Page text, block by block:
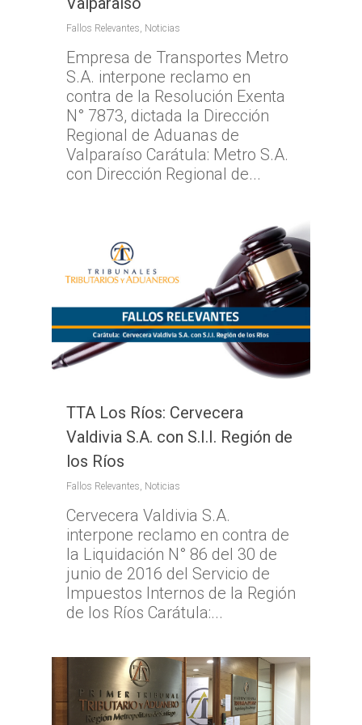
Fallos Relevantes, Noticias
Empresa de Transportes Metro
S.A. interpone reclamo en
contra de la Resolución Exenta
N° 7873, dictada la Dirección
Regional de Aduanas de
Valparaíso Carátula: Metro S.A.
con Dirección Regional de...
TTA Los Ríos: Cervecera
Valdivia S.A. con S.I.I. Región de
los Ríos
Fallos Relevantes, Noticias
Cervecera Valdivia S.A.
interpone reclamo en contra de
la Liquidación N° 86 del 30 de
junio de 2016 del Servicio de
Impuestos Internos de la Región
de los Ríos Carátula:...
Coquimbo
TTA de la Región del
TTA de la Región de
Lagos
TTA de la Región de
Campo
TTA de la Región de